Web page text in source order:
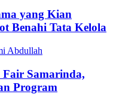
yang Kian
Benahi Tata Kelola
Samarinda,
Program